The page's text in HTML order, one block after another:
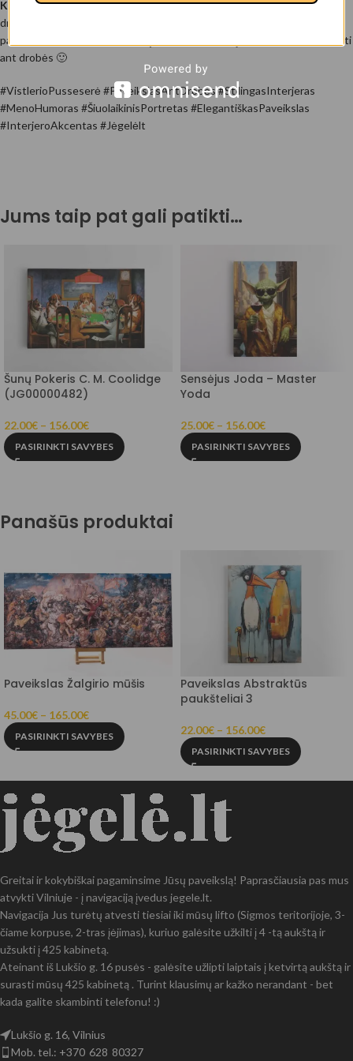
Koregavimas:Jeigu norite patys atsidurti šiame ar kitame paveiksle –
drąsiai kreipkitės į info@jegele.lt arba telefonu +37062880327 ir mes
parengsime nemokamai unikalų dizainą Jums, kurį galėsite atsispausdinti
ant drobės 🙂
#VistlerioPusseserė #PaveikslasAntDrobės #StilingasInterjeras
#MenoHumoras #ŠiuolaikinisPortretas #ElegantiškasPaveikslas
#InterjeroAkcentas #Jėgelėlt
Jums taip pat gali patikti…
Šunų Pokeris C. M. Coolidge
(JG00000482)
22.00€ – 156.00€
PASIRINKTI SAVYBES
Sensėjus Joda – Master
Yoda
25.00€ – 156.00€
PASIRINKTI SAVYBES
Panašūs produktai
Paveikslas Žalgirio mūšis
45.00€ – 165.00€
PASIRINKTI SAVYBES
Paveikslas Abstraktūs
paukšteliai 3
22.00€ – 156.00€
PASIRINKTI SAVYBES
Greitai ir kokybiškai pagaminsime Jūsų paveikslą! Paprasčiausia pas mus
atvykti Vilniuje - į navigaciją įvedus jegele.lt.
Navigacija Jus turėtų atvesti tiesiai iki mūsų lifto (Sigmos teritorijoje, 3-
čiame korpuse, 2-tras įėjimas), kuriuo galėsite užkilti į 4 -tą aukštą ir
užsukti į 425 kabinetą.
Ateinant iš Lukšio g. 16 pusės - galėsite užlipti laiptais į ketvirtą aukštą ir
surasti mūsų 425 kabinetą . Turint klausimų ar kažko nerandant - bet
kada galite skambinti telefonu! :)
Lukšio g. 16, Vilnius
Mob. tel.: +370 628 80327